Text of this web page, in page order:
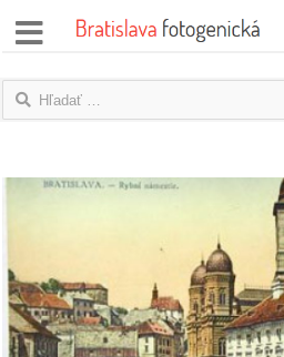
správy
názory
rozhovory
fotky